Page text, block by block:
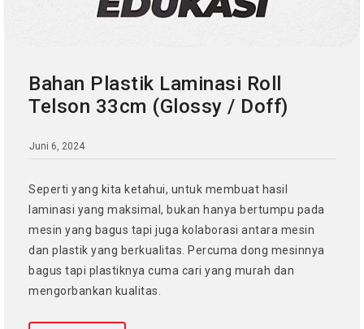
Bahan Plastik Laminasi Roll
Telson 33cm (Glossy / Doff)
Juni 6, 2024
Seperti yang kita ketahui, untuk membuat hasil
laminasi yang maksimal, bukan hanya bertumpu pada
mesin yang bagus tapi juga kolaborasi antara mesin
dan plastik yang berkualitas. Percuma dong mesinnya
bagus tapi plastiknya cuma cari yang murah dan
mengorbankan kualitas.